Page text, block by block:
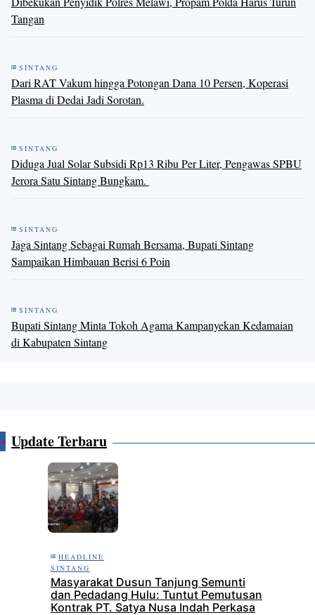
Tangan
SINTANG
Dari RAT Vakum hingga Potongan Dana 10 Persen, Koperasi
Plasma di Dedai Jadi Sorotan.
SINTANG
Diduga Jual Solar Subsidi Rp13 Ribu Per Liter, Pengawas SPBU
Jerora Satu Sintang Bungkam. ​
SINTANG
Jaga Sintang Sebagai Rumah Bersama, Bupati Sintang
Sampaikan Himbauan Berisi 6 Poin
SINTANG
Bupati Sintang Minta Tokoh Agama Kampanyekan Kedamaian
di Kabupaten Sintang
Update Terbaru
HEADLINE
SINTANG
Masyarakat Dusun Tanjung Semunti
dan Pedadang Hulu: Tuntut Pemutusan
Kontrak PT. Satya Nusa Indah Perkasa